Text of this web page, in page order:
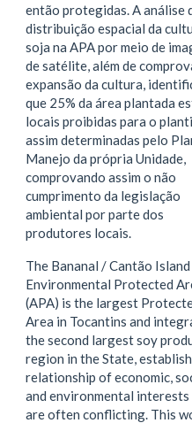
então protegidas. A análise
distribuição espacial da
soja na APA por meio de
de satélite, além de
expansão da cultura,
que 25% da área plantada
locais proibidas para o
assim determinadas pelo
Manejo da própria Unidade,
comprovando assim o não
cumprimento da legislação
ambiental por parte dos
produtores locais.
The Bananal / Cantão Island
Environmental Protected
(APA) is the largest
Area in Tocantins and
the second largest soy
region in the State,
relationship of economic,
and environmental
are often conflicting. This